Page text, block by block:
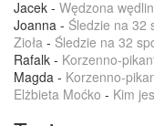
Jacek - Wędzona
Joanna - Śledzie na 32
Zioła - Śledzie na 32
Rafalk - Korzenno-
Magda - Korzenno-
Elżbieta Moćko - Kim